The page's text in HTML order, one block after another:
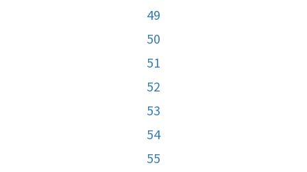
49
50
51
52
53
54
55